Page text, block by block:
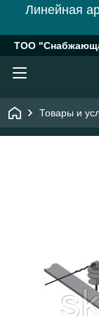
Линейная
ТОО
Товары и